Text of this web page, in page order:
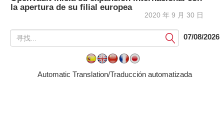
la apertura de su filial europea
2020 年 9 月 30 日
提
交
07/08/2026
Automatic Translation/Traducción automatizada